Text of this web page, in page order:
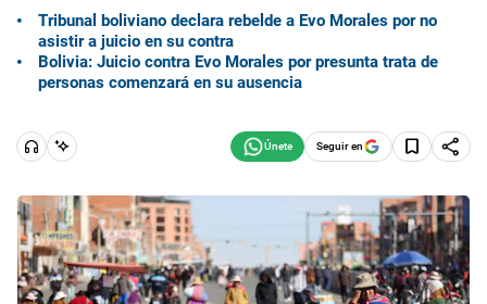
Tribunal boliviano declara rebelde a Evo Morales por no
asistir a juicio en su contra
Bolivia: Juicio contra Evo Morales por presunta trata de
personas comenzará en su ausencia
Seguir en